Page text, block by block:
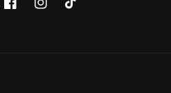
FacebookInstagramTikTok